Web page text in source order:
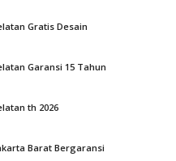
Gratis Desain
Garansi 15 Tahun
th 2026
Barat Bergaransi